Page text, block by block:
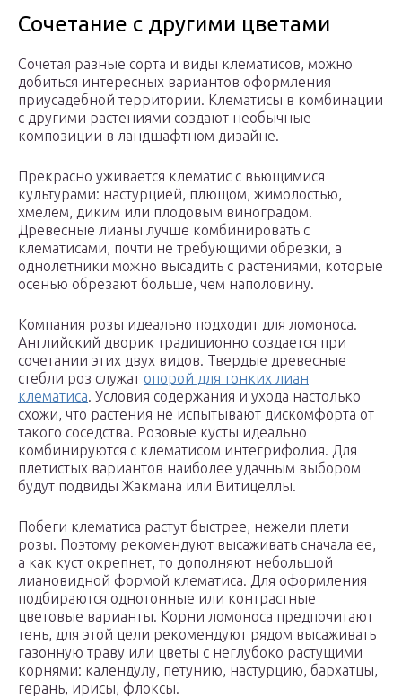
Сочетание с другими цветами
Сочетая разные сорта и виды клематисов, можно
добиться интересных вариантов оформления
приусадебной территории. Клематисы в комбинации
с другими растениями создают необычные
композиции в ландшафтном дизайне.
Прекрасно уживается клематис с вьющимися
культурами: настурцией, плющом, жимолостью,
хмелем, диким или плодовым виноградом.
Древесные лианы лучше комбинировать с
клематисами, почти не требующими обрезки, а
однолетники можно высадить с растениями, которые
осенью обрезают больше, чем наполовину.
Компания розы идеально подходит для ломоноса.
Английский дворик традиционно создается при
сочетании этих двух видов. Твердые древесные
стебли роз служат опорой для тонких лиан
клематиса. Условия содержания и ухода настолько
схожи, что растения не испытывают дискомфорта от
такого соседства. Розовые кусты идеально
комбинируются с клематисом интегрифолия. Для
плетистых вариантов наиболее удачным выбором
будут подвиды Жакмана или Витицеллы.
Побеги клематиса растут быстрее, нежели плети
розы. Поэтому рекомендуют высаживать сначала ее,
а как куст окрепнет, то дополняют небольшой
лиановидной формой клематиса. Для оформления
подбираются однотонные или контрастные
цветовые варианты. Корни ломоноса предпочитают
тень, для этой цели рекомендуют рядом высаживать
газонную траву или цветы с неглубоко растущими
корнями: календулу, петунию, настурцию, бархатцы,
герань, ирисы, флоксы.